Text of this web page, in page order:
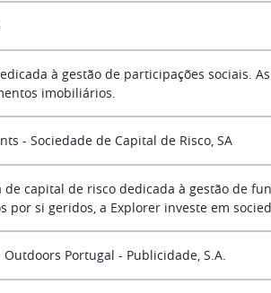
à gestão de participações sociais.
imobiliários.
- Sociedade de Capital de Risco, SA
de capital de risco dedicada à gestão de
por si geridos, a Explorer investe em
Portugal - Publicidade, S.A.